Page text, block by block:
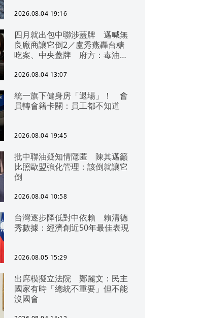
2026.08.04 19:16
四月就出包中聯涉蓋牌 邁喊無
良廠商讓它倒2／盧秀燕轟台糖
吃案、中央蓋牌 府方：毒油一
2026.08.04 13:07
統一旗下健身房「退場」！ 會
員轉會籍卡關：員工都不知道
2026.08.04 19:45
批中聯油疑知情隱匿 陳其邁籲
比照歐盟強化管理：該倒就讓它
倒
2026.08.04 10:58
台灣逐步降低對中依賴 賴清德
秀數據：經濟創近50年最佳表現
2026.08.05 15:29
出席模擬立法院 鄭麗文：民主
國家有時「總統不重要」但不能
沒國會